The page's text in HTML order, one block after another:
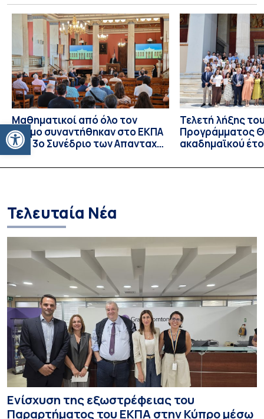
Ανοίξτε τη γραμμή εργαλείων
20ού αιώνα, με την προβολή του ντοκυμαντέρ «Η
επιστροφή του Μάγου». Η εκδήλωση διοργανώθηκε στο
πλαίσιο της συνεργασίας του Δήμου Σπετσών και του
Εθνικού και Καποδιστριακού […]
Μαθηματικοί από όλο τον
κόσμο συναντήθηκαν στο ΕΚΠΑ
στο 3ο Συνέδριο των Απανταχού
Ελλήνων Μαθηματικών
Τελετή λήξης
Προγράμματος
ακαδημαϊκού
Σπουδών στους
Τελευταία Νέα
Ενίσχυση της εξωστρέφειας του
Παραρτήματος του ΕΚΠΑ στην Κύπρο μέσω